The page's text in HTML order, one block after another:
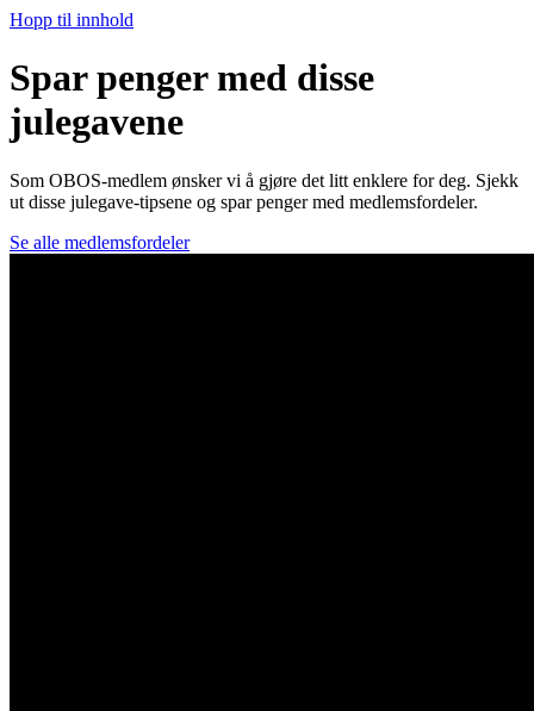
Hopp til innhold
Spar penger med disse
julegavene
Som OBOS-medlem ønsker vi å gjøre det litt enklere for deg. Sjekk
ut disse julegave-tipsene og spar penger med medlemsfordeler.
Se alle medlemsfordeler